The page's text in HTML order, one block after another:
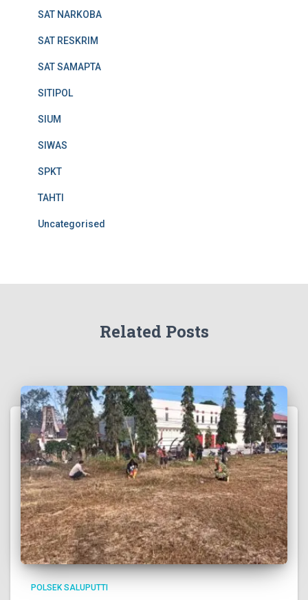
SAT NARKOBA
SAT RESKRIM
SAT SAMAPTA
SITIPOL
SIUM
SIWAS
SPKT
TAHTI
Uncategorised
Related Posts
POLSEK SALUPUTTI